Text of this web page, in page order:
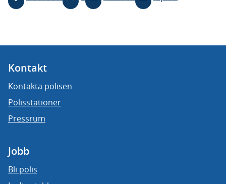
Kontakt
Kontakta polisen
Polisstationer
Pressrum
Jobb
Bli polis